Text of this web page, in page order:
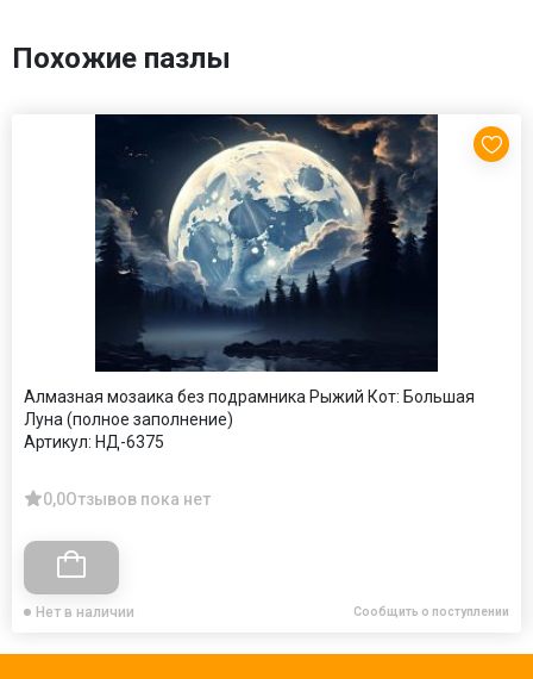
Похожие пазлы
Алмазная мозаика без подрамника Рыжий Кот: Большая
Луна (полное заполнение)
Артикул: НД-6375
0,0Отзывов пока нет
Нет в наличии Сообщить о поступлении